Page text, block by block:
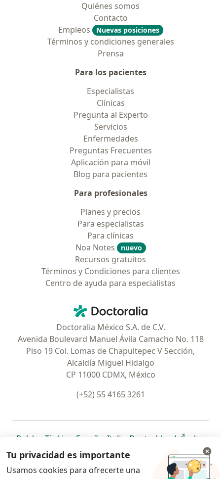
Quiénes somos
Contacto
Empleos
Nuevas posiciones
Términos y condiciones generales
Prensa
Para los pacientes
Especialistas
Clínicas
Pregunta al Experto
Servicios
Enfermedades
Preguntas Frecuentes
Aplicación para móvil
Blog para pacientes
Para profesionales
Planes y precios
Para especialistas
Para clínicas
Noa Notes
nuevo
Recursos gratuitos
Términos y Condiciones para clientes
Centro de ayuda para especialistas
Doctoralia - Página de inicio
Doctoralia México S.A. de C.V.
Avenida Boulevard Manuel Ávila Camacho No. 118
Piso 19 Col. Lomas de Chapultepec V Sección,
Alcaldía Miguel Hidalgo
CP 11000 CDMX, México
(+52) 55 4165 3261
Polska se abre en una nueva pestaña
Türkiye se abre en una nueva pestaña
España se abre en una nueva pestaña
Italia se abre en una nueva
Deutschlandse abre en
Česko
Portugal
se abre en una nueva pestaña
México se abre en una nueva pestaña
Chile se abre en una nueva pestaña
Brasil se abre en una nueva
se abre en
se
se abre en una nueva
Tu privacidad es importante
Usamos cookies para ofrecerte una